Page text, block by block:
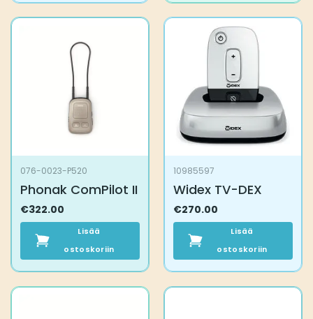
076-0023-P520
Phonak ComPilot II
€322.00
Lisää
ostoskoriin
10985597
Widex TV-DEX
€270.00
Lisää
ostoskoriin